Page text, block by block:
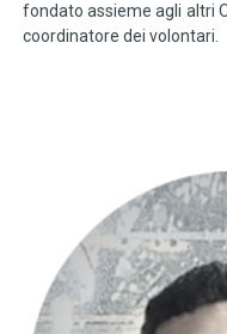
fondato assieme agli altri
coordinatore dei volontari.